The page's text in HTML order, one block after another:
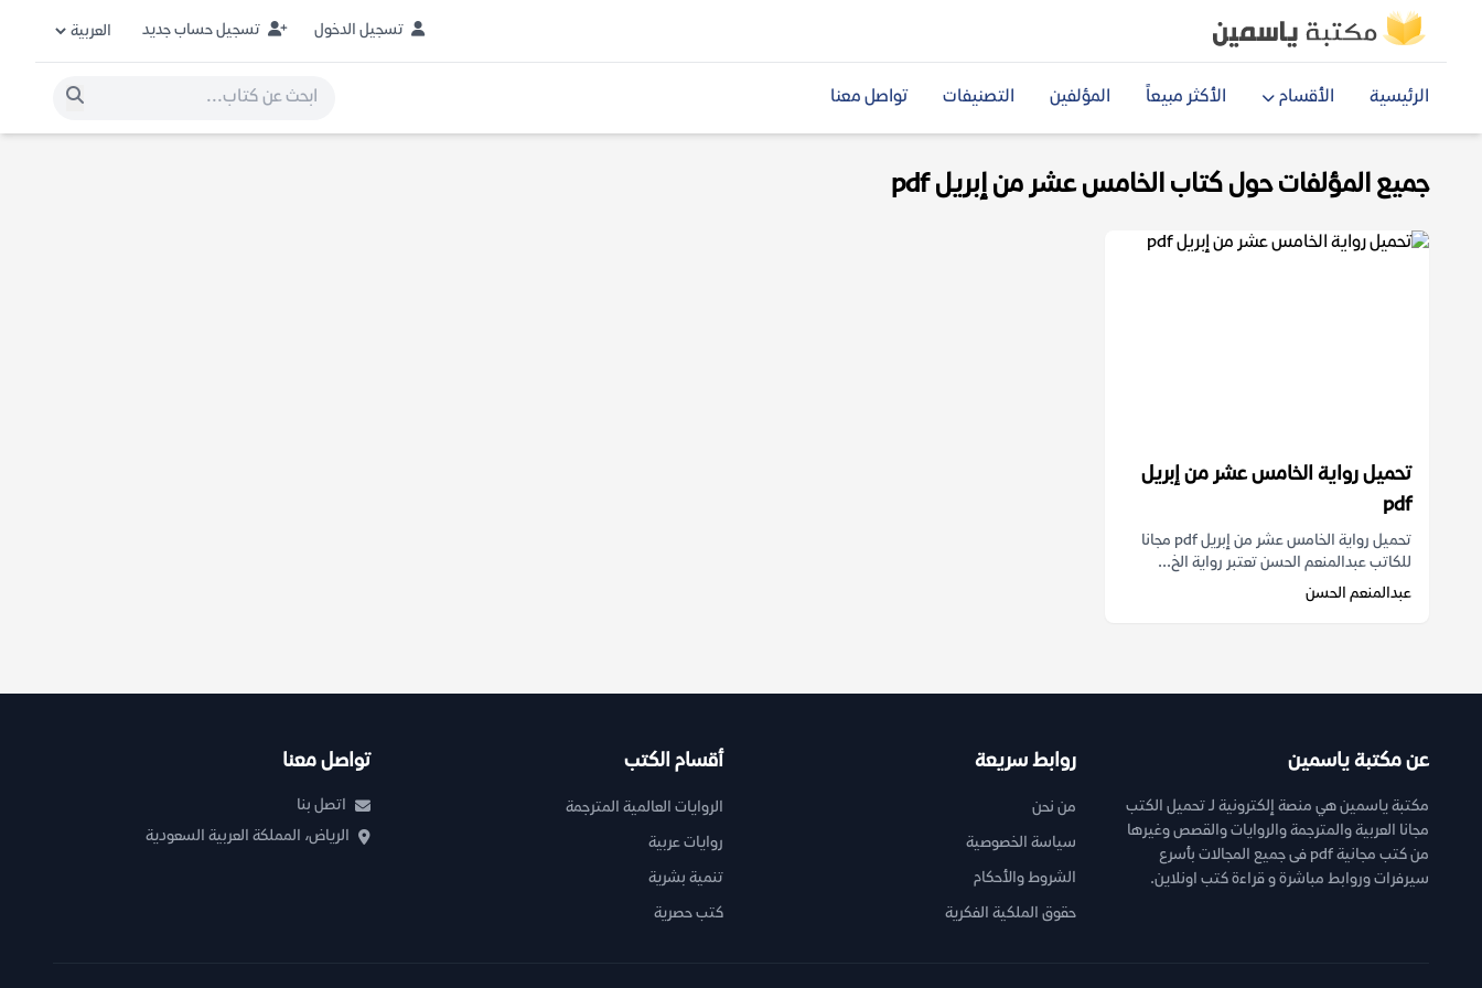
تسجيل الدخول تسجيل حساب جديد
الرئيسية الأقسام الأكثر مبيعاً المؤلفين التصنيفات تواصل معنا
جميع المؤلفات حول كتاب الخامس عشر من إبريل pdf
تحميل رواية الخامس عشر من إبريل
pdf
تحميل رواية الخامس عشر من إبريل pdf مجانا
للكاتب عبدالمنعم الحسن تعتبر رواية الخ...
عبدالمنعم الحسن
عن مكتبة ياسمين
مكتبة ياسمين هي منصة إلكترونية لـ تحميل الكتب
مجانا العربية والمترجمة والروايات والقصص وغيرها
من كتب مجانية pdf فى جميع المجالات بأسرع
سيرفرات وروابط مباشرة و قراءة كتب اونلاين.
روابط سريعة
من نحن
سياسة الخصوصية
الشروط والأحكام
حقوق الملكية الفكرية
أقسام الكتب
الروايات العالمية المترجمة
روايات عربية
تنمية بشرية
كتب حصرية
تواصل معنا
اتصل بنا
الرياض، المملكة العربية السعودية